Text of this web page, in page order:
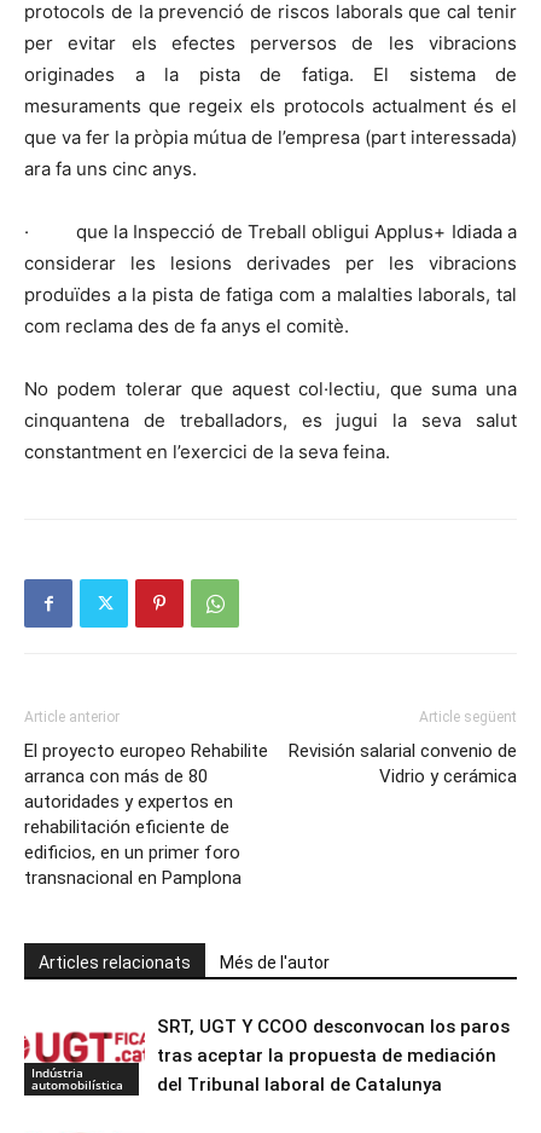
protocols de la prevenció de riscos laborals que cal tenir
per evitar els efectes perversos de les vibracions
originades a la pista de fatiga. El sistema de
mesuraments que regeix els protocols actualment és el
que va fer la pròpia mútua de l’empresa (part interessada)
ara fa uns cinc anys.
· que la Inspecció de Treball obligui Applus+ Idiada a
considerar les lesions derivades per les vibracions
produïdes a la pista de fatiga com a malalties laborals, tal
com reclama des de fa anys el comitè.
No podem tolerar que aquest col·lectiu, que suma una
cinquantena de treballadors, es jugui la seva salut
constantment en l’exercici de la seva feina.
Article anterior
El proyecto europeo Rehabilite
arranca con más de 80
autoridades y expertos en
rehabilitación eficiente de
edificios, en un primer foro
transnacional en Pamplona
Article següent
Revisión salarial convenio de
Vidrio y cerámica
Articles relacionats Més de l'autor
Indústria
automobilística
SRT, UGT Y CCOO desconvocan los paros
tras aceptar la propuesta de mediación
del Tribunal laboral de Catalunya